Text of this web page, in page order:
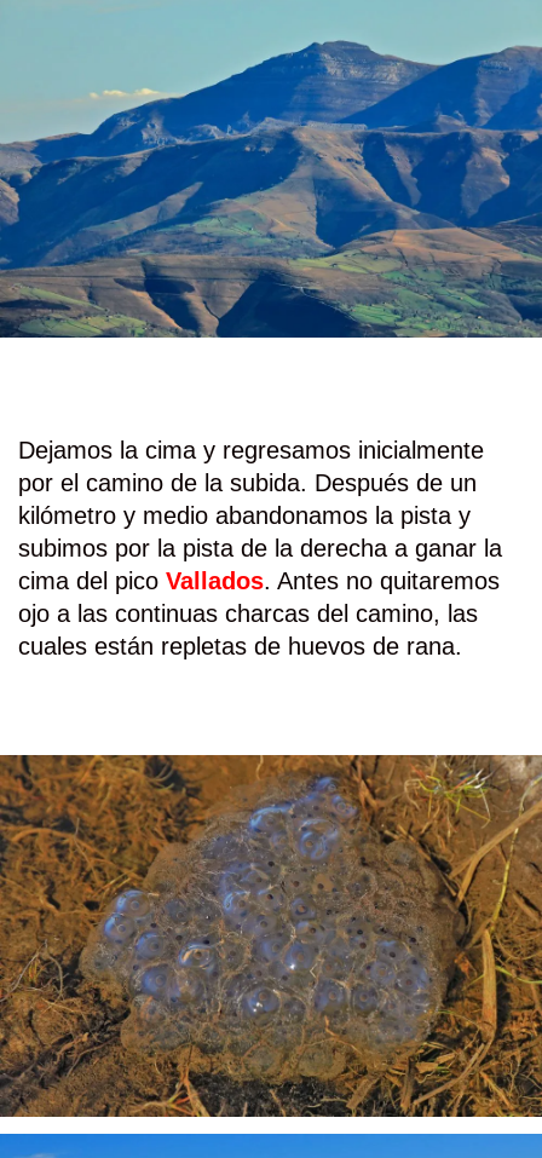
Dejamos la cima y regresamos inicialmente
por el camino de la subida. Después de un
kilómetro y medio abandonamos la pista y
subimos por la pista de la derecha a ganar la
cima del pico Vallados. Antes no quitaremos
ojo a las continuas charcas del camino, las
cuales están repletas de huevos de rana.